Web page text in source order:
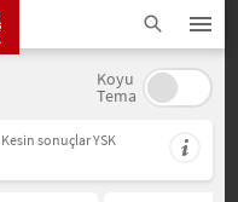
Koyu
Tema
sonuçlar YSK